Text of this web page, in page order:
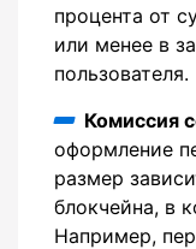
процента от
или менее в
пользователя.
Комиссия
оформление
размер
блокчейна, в
Например,